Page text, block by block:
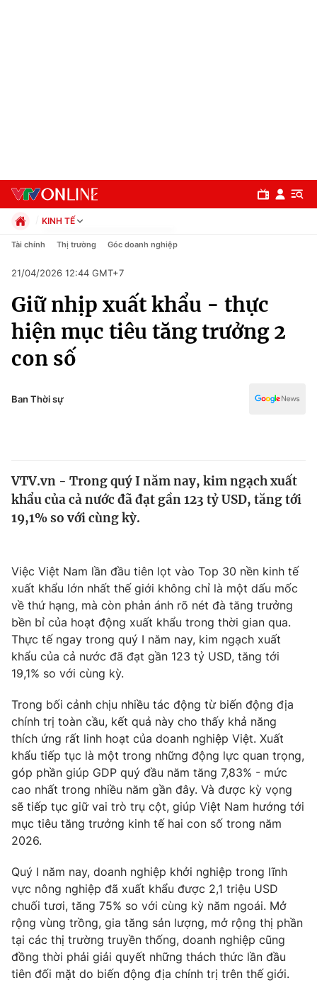
Chuyên mục
Chính trị
Xã hội
Pháp luật
Thế giới
Tin tức
Câu chuyện quốc tế
Kinh tế
Thị trường
Góc doanh nghiệp
Dữ liệu và đời sống
Truyền hình
Phim VTV
Hậu trường
Nhân vật
Khán giả
Giải sao mai
Giải trí
Điện ảnh
Âm nhạc
Sao
Du lịch
Làm đẹp
Chất lượng cuộc sống
Giáo dục
Tuyển sinh
Học trực tuyến
Công nghệ
Hitech Công nghệ tương lai
Sản phẩm
Tư vấn
Giao lưu trực tuyến
Chuyên mục khác
Emagazine Podcast
Photo Infographic
KINH TẾ
Chính trị
Pháp luật
Kinh tế
Thể thao
Truyền hình
Văn hóa - Giải trí
Công nghệ
Tài chính Thị trường Góc doanh nghiệp
21/04/2026 12:44 GMT+7
Giữ nhịp xuất khẩu - thực
hiện mục tiêu tăng trưởng 2
con số
Ban Thời sự
VTV.vn - Trong quý I năm nay, kim ngạch xuất
khẩu của cả nước đã đạt gần 123 tỷ USD, tăng tới
19,1% so với cùng kỳ.
Việc Việt Nam lần đầu tiên lọt vào Top 30 nền kinh tế
xuất khẩu lớn nhất thế giới không chỉ là một dấu mốc
về thứ hạng, mà còn phản ánh rõ nét đà tăng trưởng
bền bỉ của hoạt động xuất khẩu trong thời gian qua.
Thực tế ngay trong quý I năm nay, kim ngạch xuất
khẩu của cả nước đã đạt gần 123 tỷ USD, tăng tới
19,1% so với cùng kỳ.
Trong bối cảnh chịu nhiều tác động từ biến động địa
chính trị toàn cầu, kết quả này cho thấy khả năng
thích ứng rất linh hoạt của doanh nghiệp Việt. Xuất
khẩu tiếp tục là một trong những động lực quan trọng,
góp phần giúp GDP quý đầu năm tăng 7,83% - mức
cao nhất trong nhiều năm gần đây. Và được kỳ vọng
sẽ tiếp tục giữ vai trò trụ cột, giúp Việt Nam hướng tới
mục tiêu tăng trưởng kinh tế hai con số trong năm
2026.
Quý I năm nay, doanh nghiệp khởi nghiệp trong lĩnh
vực nông nghiệp đã xuất khẩu được 2,1 triệu USD
chuối tươi, tăng 75% so với cùng kỳ năm ngoái. Mở
rộng vùng trồng, gia tăng sản lượng, mở rộng thị phần
tại các thị trường truyền thống, doanh nghiệp cũng
đồng thời phải giải quyết những thách thức lần đầu
tiên đối mặt do biến động địa chính trị trên thế giới.